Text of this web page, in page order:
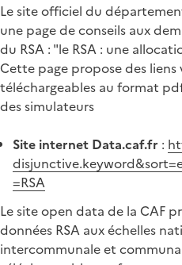
Le site officiel du
une page de conseils aux
du RSA : "le RSA : une
Cette page propose des liens
téléchargeables au format
des simulateurs
Site internet Data.caf.fr :
=RSA
Le site open data de la CAF
données RSA aux échelles
intercommunale et